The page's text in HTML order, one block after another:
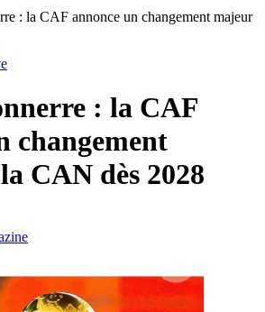
: la CAF annonce un changement majeur
: la CAF
changement
CAN dès 2028